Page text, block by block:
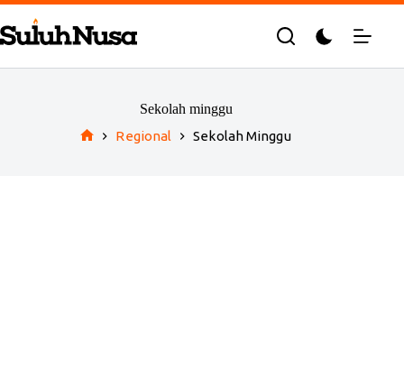
Skip
to
content
Sekolah minggu
Regional Sekolah Minggu